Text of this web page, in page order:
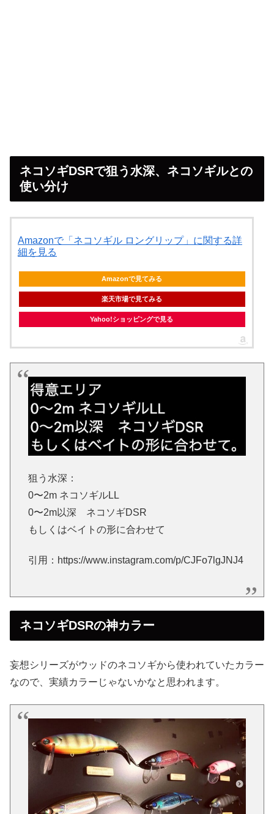
ネコソギDSRで狙う水深、ネコソギルとの
使い分け
Amazonで「ネコソギル ロングリップ」に関する詳
細を見る
Amazonで見てみる
楽天市場で見てみる
Yahoo!ショッピングで見る
狙う水深：
0〜2m ネコソギルLL
0〜2m以深 ネコソギDSR
もしくはベイトの形に合わせて
引用：https://www.instagram.com/p/CJFo7lgJNJ4
ネコソギDSRの神カラー
妄想シリーズがウッドのネコソギから使われていたカラー
なので、実績カラーじゃないかなと思われます。